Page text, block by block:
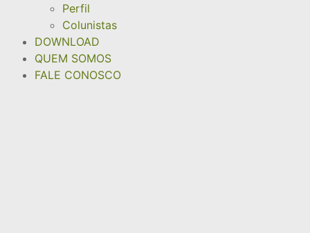
Perfil
Colunistas
DOWNLOAD
QUEM SOMOS
FALE CONOSCO